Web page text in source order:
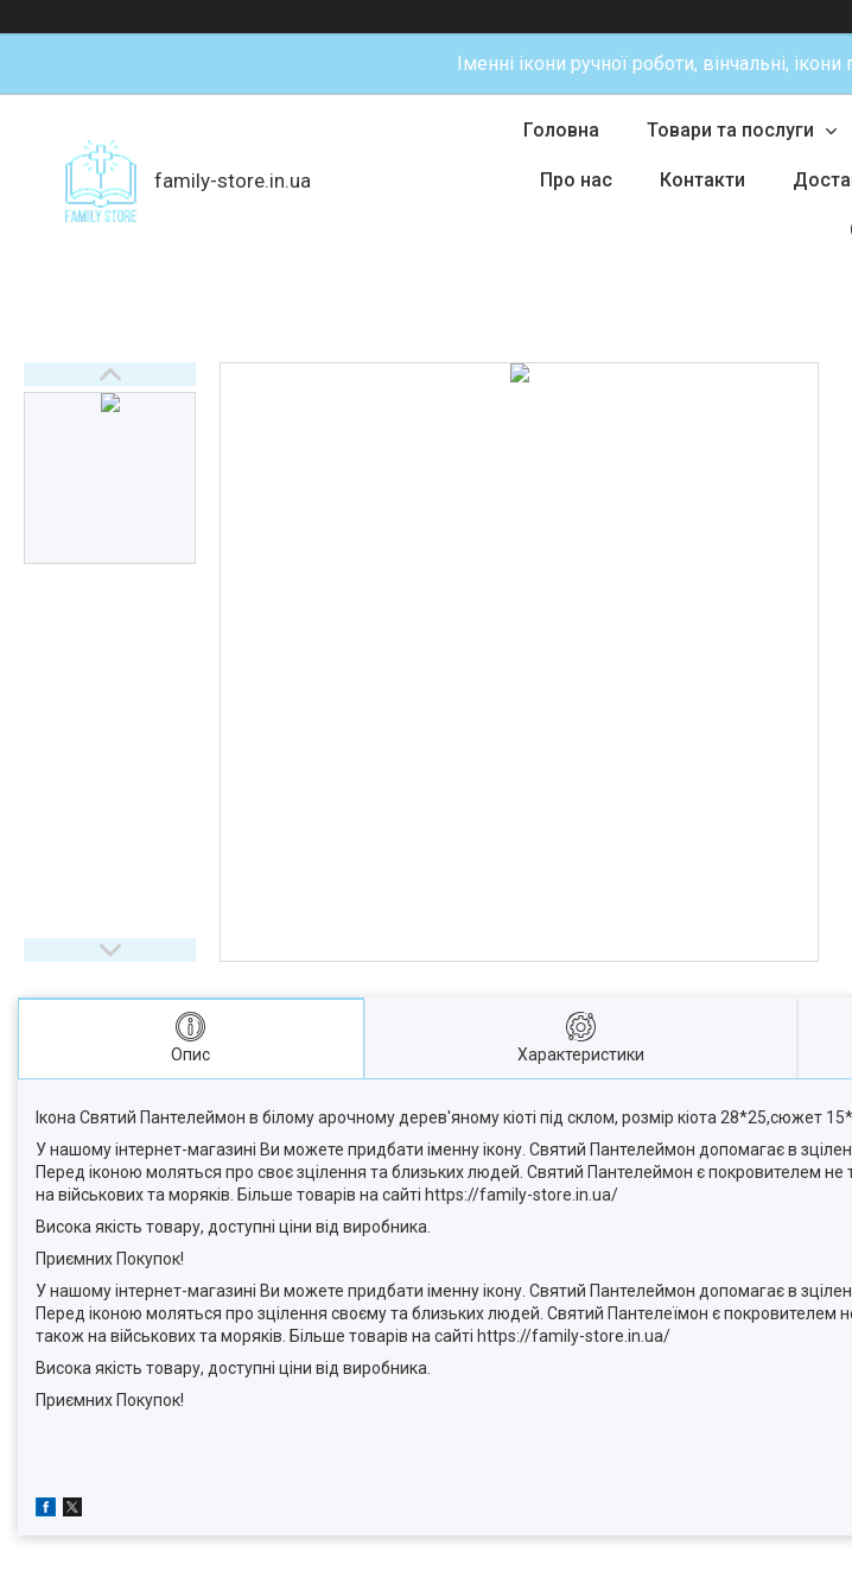
Іменні ікони ручної роботи, вінчальні, ікони
family-store.in.ua
Головна Товари та послуги
Про нас Контакти
Опис Характеристики
Ікона Святий Пантелеймон в білому арочному дерев'яному кіоті під склом, розмір кіота 28*25,сюжет
У нашому інтернет-магазині Ви можете придбати іменну ікону. Святий Пантелеймон допомагає в
Перед іконою моляться про своє зцілення та близьких людей. Святий Пантелеймон є покровителем не
на військових та моряків. Більше товарів на сайті https://family-store.in.ua/
Висока якість товару, доступні ціни від виробника.
Приємних Покупок!
У нашому інтернет-магазині Ви можете придбати іменну ікону. Святий Пантелеймон допомагає в
Перед іконою моляться про зцілення своєму та близьких людей. Святий Пантелеїмон є покровителем
також на військових та моряків. Більше товарів на сайті https://family-store.in.ua/
Висока якість товару, доступні ціни від виробника.
Приємних Покупок!